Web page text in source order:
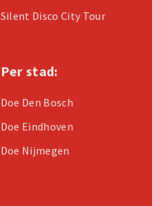
Silent Disco City Tour
Per stad:
Doe Den Bosch
Doe Eindhoven
Doe Nijmegen